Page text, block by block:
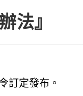
法』
訂定發布。